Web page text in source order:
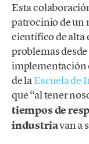
Esta
patrocinio de un
científico de alta
problemas
implementación
de laEscuela de
que “al tener
tiempos de
industriavan a